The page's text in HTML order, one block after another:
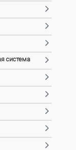
система